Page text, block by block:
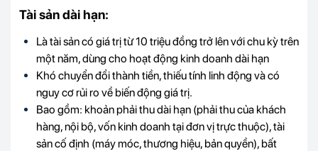
Tài sản dài hạn:
Là tài sản có giá trị từ 10 triệu đồng trở lên với chu kỳ trên
một năm, dùng cho hoạt động kinh doanh dài hạn
Khó chuyển đổi thành tiền, thiếu tính linh động và có
nguy cơ rủi ro về biến động giá trị.
Bao gồm: khoản phải thu dài hạn (phải thu của khách
hàng, nội bộ, vốn kinh doanh tại đơn vị trực thuộc), tài
sản cố định (máy móc, thương hiệu, bản quyền), bất